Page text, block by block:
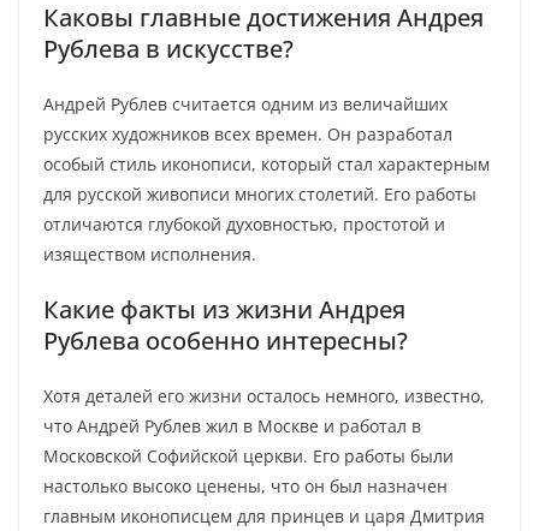
Каковы главные достижения Андрея
Рублева в искусстве?
Андрей Рублев считается одним из величайших
русских художников всех времен. Он разработал
особый стиль иконописи, который стал характерным
для русской живописи многих столетий. Его работы
отличаются глубокой духовностью, простотой и
изяществом исполнения.
Какие факты из жизни Андрея
Рублева особенно интересны?
Хотя деталей его жизни осталось немного, известно,
что Андрей Рублев жил в Москве и работал в
Московской Софийской церкви. Его работы были
настолько высоко ценены, что он был назначен
главным иконописцем для принцев и царя Дмитрия